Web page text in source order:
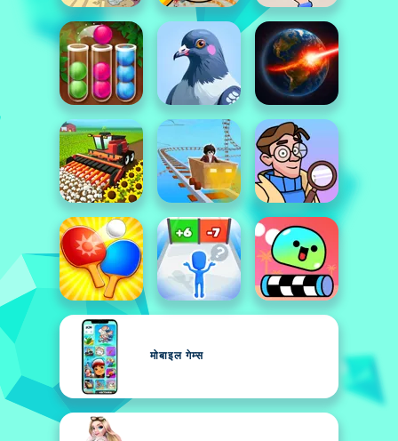
मोबाइल गेम्स